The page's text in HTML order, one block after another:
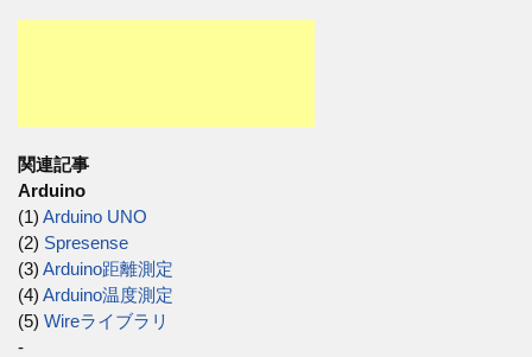
関連記事
Arduino
(1) Arduino UNO
(2) Spresense
(3) Arduino距離測定
(4) Arduino温度測定
(5) Wireライブラリ
-